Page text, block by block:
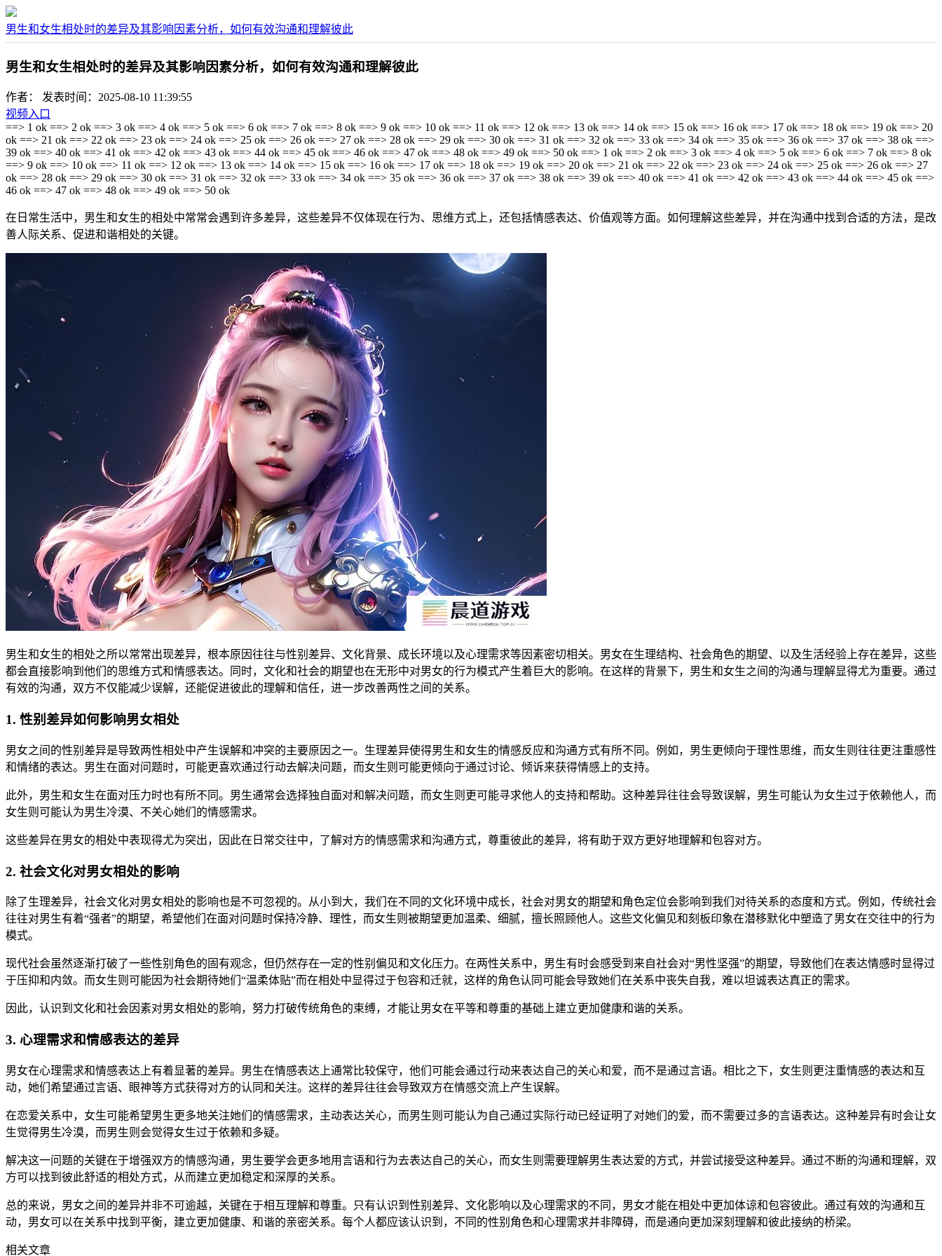
男生和女生相处时的差异及其影响因素分析，如何有效沟通和理解彼此
男生和女生相处时的差异及其影响因素分析，如何有效沟通和理解彼此
作者：
发表时间：2025-08-10 11:39:55
视频入口
==> 1 ok ==> 2 ok ==> 3 ok ==> 4 ok ==> 5 ok ==> 6 ok ==> 7 ok ==> 8 ok ==> 9 ok ==> 10 ok ==> 11 ok ==> 12 ok ==> 13 ok ==> 14 ok ==> 15 ok ==> 16 ok ==> 17 ok ==> 18 ok ==> 19 ok ==> 20
ok ==> 21 ok ==> 22 ok ==> 23 ok ==> 24 ok ==> 25 ok ==> 26 ok ==> 27 ok ==> 28 ok ==> 29 ok ==> 30 ok ==> 31 ok ==> 32 ok ==> 33 ok ==> 34 ok ==> 35 ok ==> 36 ok ==> 37 ok ==> 38 ok ==>
39 ok ==> 40 ok ==> 41 ok ==> 42 ok ==> 43 ok ==> 44 ok ==> 45 ok ==> 46 ok ==> 47 ok ==> 48 ok ==> 49 ok ==> 50 ok ==> 1 ok ==> 2 ok ==> 3 ok ==> 4 ok ==> 5 ok ==> 6 ok ==> 7 ok ==> 8 ok
==> 9 ok ==> 10 ok ==> 11 ok ==> 12 ok ==> 13 ok ==> 14 ok ==> 15 ok ==> 16 ok ==> 17 ok ==> 18 ok ==> 19 ok ==> 20 ok ==> 21 ok ==> 22 ok ==> 23 ok ==> 24 ok ==> 25 ok ==> 26 ok ==> 27
ok ==> 28 ok ==> 29 ok ==> 30 ok ==> 31 ok ==> 32 ok ==> 33 ok ==> 34 ok ==> 35 ok ==> 36 ok ==> 37 ok ==> 38 ok ==> 39 ok ==> 40 ok ==> 41 ok ==> 42 ok ==> 43 ok ==> 44 ok ==> 45 ok ==>
46 ok ==> 47 ok ==> 48 ok ==> 49 ok ==> 50 ok
在日常生活中，男生和女生的相处中常常会遇到许多差异，这些差异不仅体现在行为、思维方式上，还包括情感表达、价值观等方面。如何理解这些差异，并在沟通中找到合适的方法，是改
善人际关系、促进和谐相处的关键。
男生和女生的相处之所以常常出现差异，根本原因往往与性别差异、文化背景、成长环境以及心理需求等因素密切相关。男女在生理结构、社会角色的期望、以及生活经验上存在差异，这些
都会直接影响到他们的思维方式和情感表达。同时，文化和社会的期望也在无形中对男女的行为模式产生着巨大的影响。在这样的背景下，男生和女生之间的沟通与理解显得尤为重要。通过
有效的沟通，双方不仅能减少误解，还能促进彼此的理解和信任，进一步改善两性之间的关系。
1. 性别差异如何影响男女相处
男女之间的性别差异是导致两性相处中产生误解和冲突的主要原因之一。生理差异使得男生和女生的情感反应和沟通方式有所不同。例如，男生更倾向于理性思维，而女生则往往更注重感性
和情绪的表达。男生在面对问题时，可能更喜欢通过行动去解决问题，而女生则可能更倾向于通过讨论、倾诉来获得情感上的支持。
此外，男生和女生在面对压力时也有所不同。男生通常会选择独自面对和解决问题，而女生则更可能寻求他人的支持和帮助。这种差异往往会导致误解，男生可能认为女生过于依赖他人，而
女生则可能认为男生冷漠、不关心她们的情感需求。
这些差异在男女的相处中表现得尤为突出，因此在日常交往中，了解对方的情感需求和沟通方式，尊重彼此的差异，将有助于双方更好地理解和包容对方。
2. 社会文化对男女相处的影响
除了生理差异，社会文化对男女相处的影响也是不可忽视的。从小到大，我们在不同的文化环境中成长，社会对男女的期望和角色定位会影响到我们对待关系的态度和方式。例如，传统社会
往往对男生有着“强者”的期望，希望他们在面对问题时保持冷静、理性，而女生则被期望更加温柔、细腻，擅长照顾他人。这些文化偏见和刻板印象在潜移默化中塑造了男女在交往中的行为
模式。
现代社会虽然逐渐打破了一些性别角色的固有观念，但仍然存在一定的性别偏见和文化压力。在两性关系中，男生有时会感受到来自社会对“男性坚强”的期望，导致他们在表达情感时显得过
于压抑和内敛。而女生则可能因为社会期待她们“温柔体贴”而在相处中显得过于包容和迁就，这样的角色认同可能会导致她们在关系中丧失自我，难以坦诚表达真正的需求。
因此，认识到文化和社会因素对男女相处的影响，努力打破传统角色的束缚，才能让男女在平等和尊重的基础上建立更加健康和谐的关系。
3. 心理需求和情感表达的差异
男女在心理需求和情感表达上有着显著的差异。男生在情感表达上通常比较保守，他们可能会通过行动来表达自己的关心和爱，而不是通过言语。相比之下，女生则更注重情感的表达和互
动，她们希望通过言语、眼神等方式获得对方的认同和关注。这样的差异往往会导致双方在情感交流上产生误解。
在恋爱关系中，女生可能希望男生更多地关注她们的情感需求，主动表达关心，而男生则可能认为自己通过实际行动已经证明了对她们的爱，而不需要过多的言语表达。这种差异有时会让女
生觉得男生冷漠，而男生则会觉得女生过于依赖和多疑。
解决这一问题的关键在于增强双方的情感沟通，男生要学会更多地用言语和行为去表达自己的关心，而女生则需要理解男生表达爱的方式，并尝试接受这种差异。通过不断的沟通和理解，双
方可以找到彼此舒适的相处方式，从而建立更加稳定和深厚的关系。
总的来说，男女之间的差异并非不可逾越，关键在于相互理解和尊重。只有认识到性别差异、文化影响以及心理需求的不同，男女才能在相处中更加体谅和包容彼此。通过有效的沟通和互
动，男女可以在关系中找到平衡，建立更加健康、和谐的亲密关系。每个人都应该认识到，不同的性别角色和心理需求并非障碍，而是通向更加深刻理解和彼此接纳的桥梁。
相关文章